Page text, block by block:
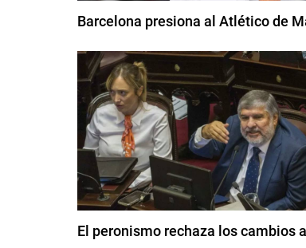
Barcelona presiona al Atlético de
El peronismo rechaza los cambios